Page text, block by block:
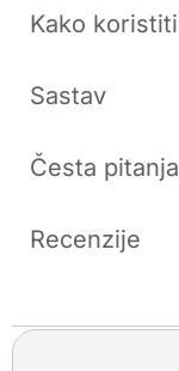
Kako koristiti
Sastav
Česta pitanja
Recenzije